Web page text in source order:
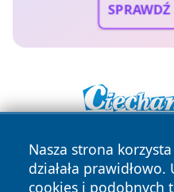
Nasza strona
działała
cookies i podobnych